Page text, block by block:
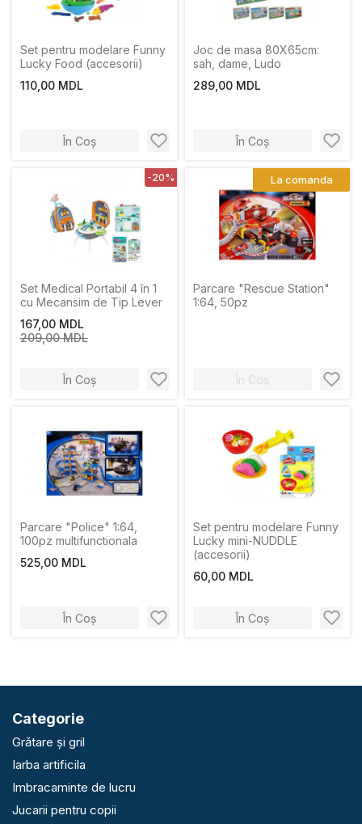
Set pentru modelare Funny
Lucky Food (accesorii)
110,00 MDL
În Coș
Joc de masa 80X65cm:
sah, dame, Ludo
289,00 MDL
În Coș
Set Medical Portabil 4 în 1
cu Mecansim de Tip Lever
167,00 MDL
209,00 MDL
În Coș
-20%
Parcare "Rescue Station"
1:64, 50pz
În Coș
La comanda
Parcare "Police" 1:64,
100pz multifunctionala
525,00 MDL
În Coș
Set pentru modelare Funny
Lucky mini-NUDDLE
(accesorii)
60,00 MDL
În Coș
Categorie
Grătare și gril
Iarba artificila
Imbracaminte de lucru
Jucarii pentru copii